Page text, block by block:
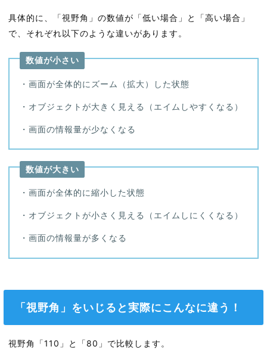
具体的に、「視野角」の数値が「低い場合」と「高い場合」
で、それぞれ以下のような違いがあります。
数値が小さい
・画面が全体的にズーム（拡大）した状態
・オブジェクトが大きく見える（エイムしやすくなる）
・画面の情報量が少なくなる
数値が大きい
・画面が全体的に縮小した状態
・オブジェクトが小さく見える（エイムしにくくなる）
・画面の情報量が多くなる
「視野角」をいじると実際にこんなに違う！
視野角「110」と「80」で比較します。